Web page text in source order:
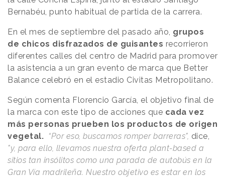
Bernabéu, punto habitual de partida de la carrera.
En el mes de septiembre del pasado año, grupos
de chicos disfrazados de guisantes recorrieron
diferentes calles del centro de Madrid para promover
la asistencia a un gran evento de marca que Better
Balance celebró en el estadio Civitas Metropolitano.
Según comenta Florencio García, el objetivo final de
la marca con este tipo de acciones que cada vez
más personas prueben los productos de origen
vegetal. “Por eso, buscamos romper barreras", dice,
"y, para ello, llevamos nuestra oferta plant-based a
sitios tan insólitos como una parada de autobús en la
Gran Vía madrileña. Nuestro objetivo es estar en los